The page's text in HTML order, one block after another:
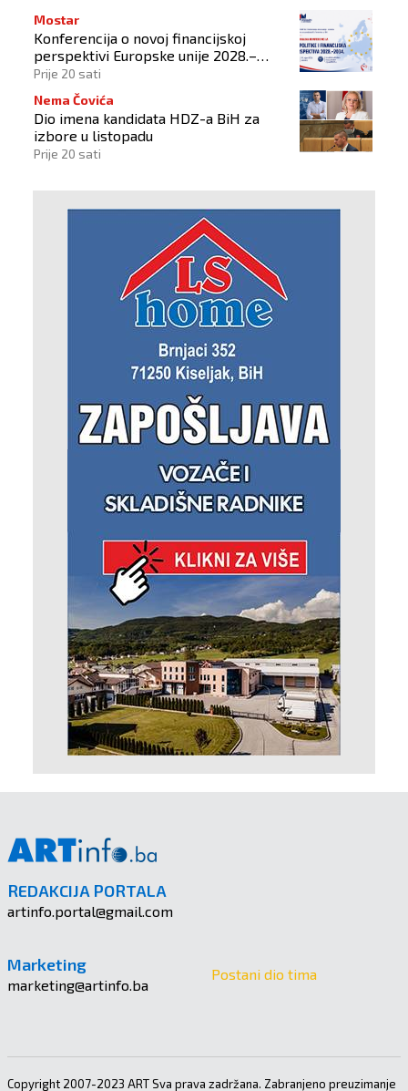
Mostar
Konferencija o novoj financijskoj
perspektivi Europske unije 2028.–
2034.
Prije 20 sati
Nema Čovića
Dio imena kandidata HDZ-a BiH za
izbore u listopadu
Prije 20 sati
REDAKCIJA PORTALA
artinfo.portal@gmail.com
Marketing
marketing@artinfo.ba
Postani dio tima
Copyright 2007-2023 ART Sva prava zadržana. Zabranjeno preuzimanje